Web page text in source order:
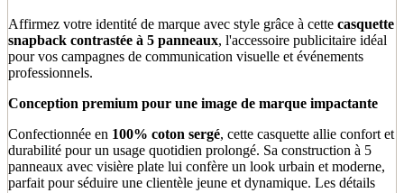
Affirmez votre identité de marque avec style grâce à cette casquette
snapback contrastée à 5 panneaux, l'accessoire publicitaire idéal
pour vos campagnes de communication visuelle et événements
professionnels.
Conception premium pour une image de marque impactante
Confectionnée en 100% coton sergé, cette casquette allie confort et
durabilité pour un usage quotidien prolongé. Sa construction à 5
panneaux avec visière plate lui confère un look urbain et moderne,
parfait pour séduire une clientèle jeune et dynamique. Les détails